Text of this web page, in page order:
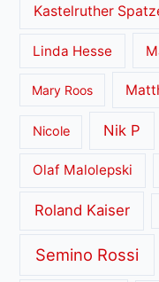
Kastelruther
Linda Hesse
Mary Roos
Nicole Nik P
Olaf Malolepski
Roland Kaiser
Semino Rossi